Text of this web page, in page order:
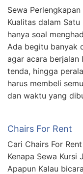
Sewa
Kualitas dalam
hanya soal
Ada begitu banyak
agar acara berjalan
tenda, hingga
harus membeli
dan waktu yang
Chairs For Rent
Cari Chairs For
Kenapa Sewa Kursi
Apapun Kalau